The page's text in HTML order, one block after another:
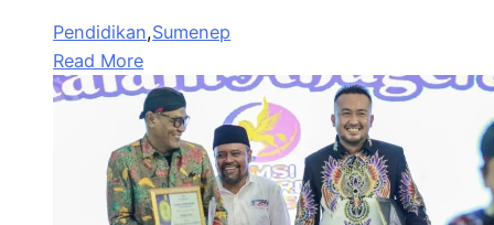
Pendidikan,Sumenep
Read More